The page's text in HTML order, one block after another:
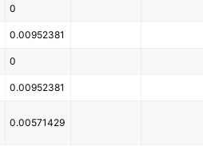
0
0.00952381
0
0.00952381
0.00571429